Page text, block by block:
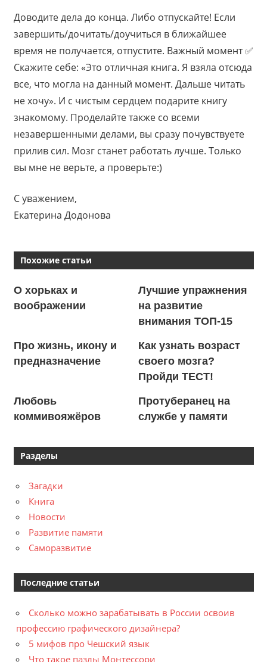
Доводите дела до конца. Либо отпускайте! Если
завершить/дочитать/доучиться в ближайшее
время не получается, отпустите. Важный момент ✅
Скажите себе: «Это отличная книга. Я взяла отсюда
все, что могла на данный момент. Дальше читать
не хочу». И с чистым сердцем подарите книгу
знакомому. Проделайте также со всеми
незавершенными делами, вы сразу почувствуете
прилив сил. Мозг станет работать лучше. Только
вы мне не верьте, а проверьте:)
С уважением,
Екатерина Додонова
Похожие статьи
О хорьках и
воображении
Лучшие упражнения
на развитие
внимания ТОП-15
Про жизнь, икону и
предназначение
Как узнать возраст
своего мозга?
Пройди ТЕСТ!
Любовь
коммивояжёров
Протуберанец на
службе у памяти
Разделы
Загадки
Книга
Новости
Развитие памяти
Саморазвитие
Последние статьи
Сколько можно зарабатывать в России освоив
профессию графического дизайнера?
5 мифов про Чешский язык
Что такое пазлы Монтессори